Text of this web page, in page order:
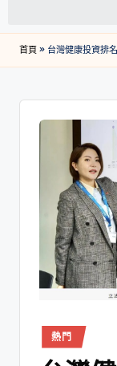
首頁» 台灣健康投資排
熱門